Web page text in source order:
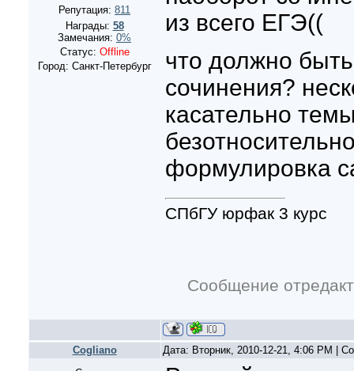
Репутация: 811
Награды: 58
Замечания: 0%
Статус: Offline
Город: Санкт-Петербург
из всего ЕГЭ((
что должно
сочинения?
касательно
формулировка
СПбГУ юрфак 3 курс
Сообщение
Cogliano
Дата: Вторник, 2010-12-21, 4:06 PM |